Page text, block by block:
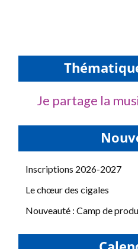
Je partage la
Inscriptions 2026-2027
Le chœur des cigales
Nouveauté : Camp de